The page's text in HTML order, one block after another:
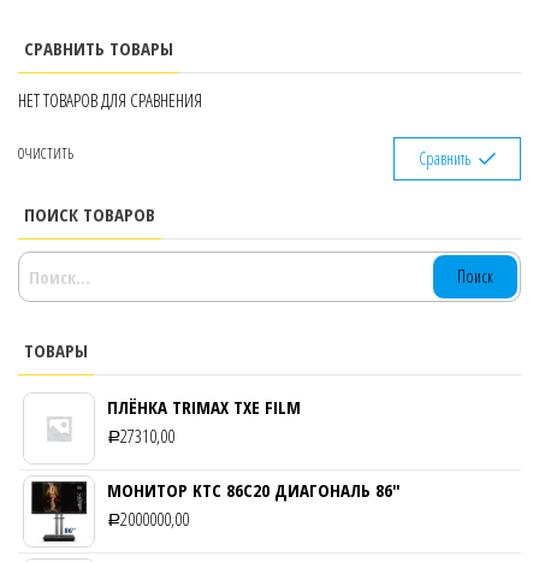
СРАВНИТЬ ТОВАРЫ
НЕТ ТОВАРОВ ДЛЯ СРАВНЕНИЯ
ОЧИСТИТЬ Сравнить
ПОИСК ТОВАРОВ
НАЙТИ:
ТОВАРЫ
ПЛЁНКА TRIMAX TXE FILM
Р27310,00
МОНИТОР KTC 86C20 ДИАГОНАЛЬ 86″
Р2000000,00